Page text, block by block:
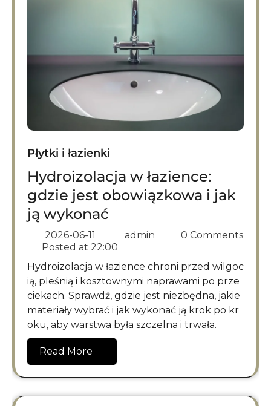
Płytki i łazienki
Hydroizolacja w łazience:
gdzie jest obowiązkowa i jak
ją wykonać
2026-06-11 admin
0 Comments
Posted at 22:00
Hydroizolacja w łazience chroni przed wilgoc
ią, pleśnią i kosztownymi naprawami po prze
ciekach. Sprawdź, gdzie jest niezbędna, jakie
materiały wybrać i jak wykonać ją krok po kr
oku, aby warstwa była szczelna i trwała.
Read More